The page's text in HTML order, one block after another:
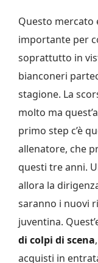
Questo mercato
importante per
soprattutto in
bianconeri
stagione. La
molto ma
primo step c’è
allenatore, che
questi tre anni.
allora la
saranno i nuovi
juventina.
di colpi di scena
acquisti in